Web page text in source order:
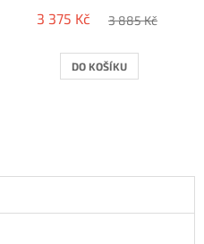
3 375 Kč 3 885 Kč
DO KOŠÍKU